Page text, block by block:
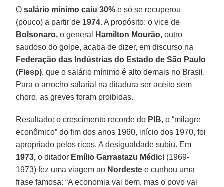
Osalário mínimo caiu 30% e só se recuperou
(pouco) a partir de 1974.A propósito: o vice de
Bolsonaro, o general Hamilton Mourão, outro
saudoso do golpe, acaba de dizer, em discurso na
Federação das Indústrias do Estado de São Paulo
(Fiesp), que o salário mínimo é alto demais no Brasil.
Para o arrocho salarial na ditadura ser aceito sem
choro, as greves foram proibidas.
Resultado: o crescimento recorde do PIB, o “milagre
econômico” do fim dos anos 1960, início dos 1970, foi
apropriado pelos ricos. A desigualdade subiu. Em
1973, o ditador Emílio Garrastazu Médici (1969-
1973) fez uma viagem ao Nordeste e cunhou uma
frase famosa: “A economia vai bem, mas o povo vai